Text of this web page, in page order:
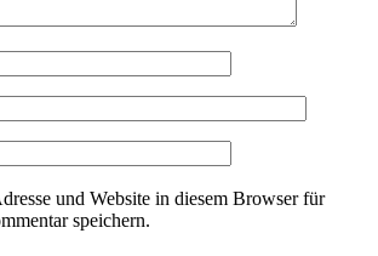
und Website in diesem Browser für
speichern.